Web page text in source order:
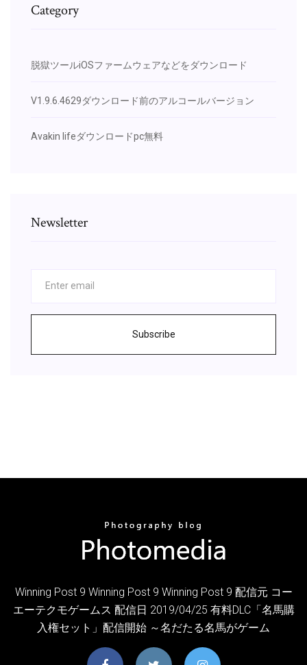
Category
脱獄ツールiOSファームウェアなどをダウンロード
V1.9.6.4629ダウンロード前のアルコールバージョン
Avakin lifeダウンロードpc無料
Newsletter
Subscribe
Winning Post 9 Winning Post 9 Winning Post 9 配信元 コー
エーテクモゲームス 配信日 2019/04/25 有料DLC「名馬購
入権セット」配信開始 ～名だたる名馬がゲーム